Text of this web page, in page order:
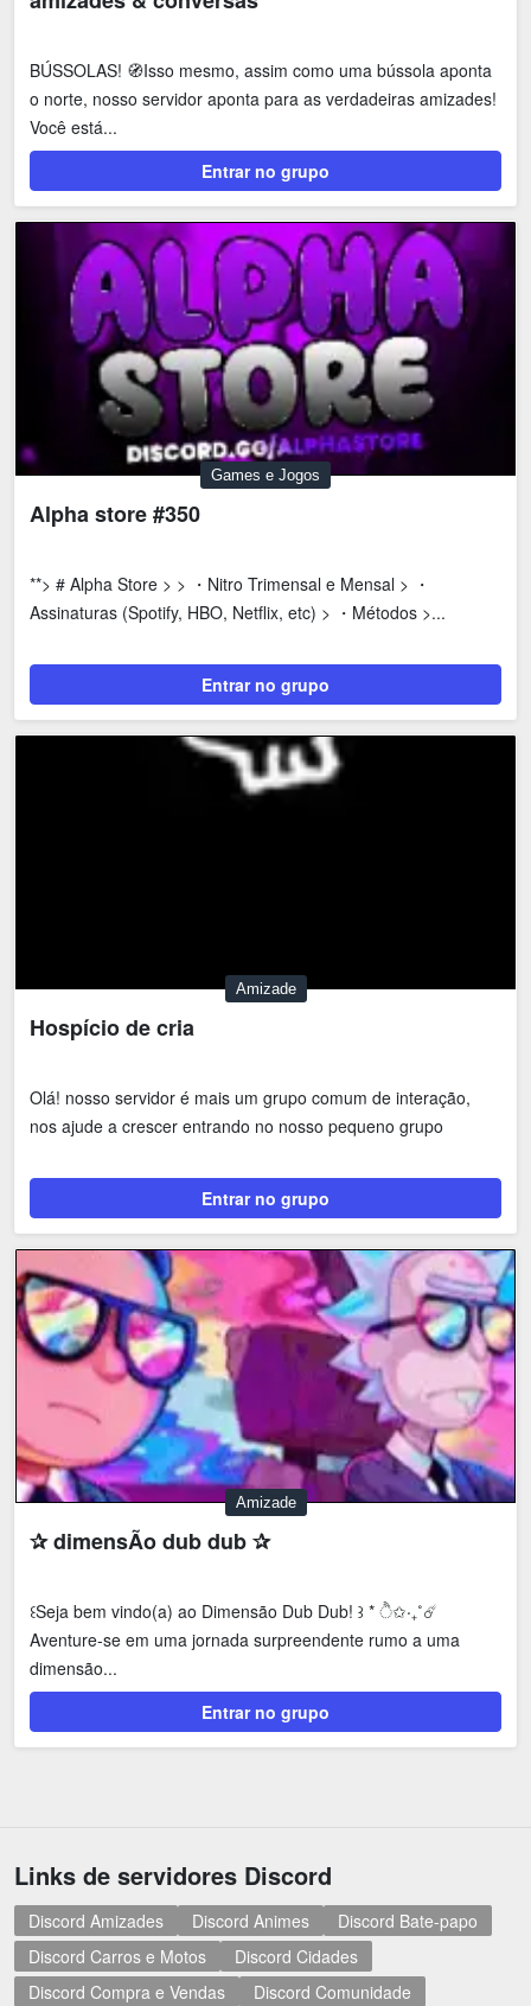
BÚSSOLAS! 🧭Isso mesmo, assim como uma bússola aponta
o norte, nosso servidor aponta para as verdadeiras amizades!
Você está...
Entrar no grupo
Games e Jogos
Alpha store #350
**> # Alpha Store > > ・Nitro Trimensal e Mensal > ・
Assinaturas (Spotify, HBO, Netflix, etc) > ・Métodos >...
Entrar no grupo
Amizade
Hospício de cria
Olá! nosso servidor é mais um grupo comum de interação,
nos ajude a crescer entrando no nosso pequeno grupo
Entrar no grupo
Amizade
✰ dimensÃo dub dub ✰
꒰Seja bem vindo(a) ao Dimensão Dub Dub! ꒱ * ੈ✩‧₊˚☄️
Aventure-se em uma jornada surpreendente rumo a uma
dimensão...
Entrar no grupo
Links de servidores Discord
Discord Amizades Discord Animes
Discord Bate-papo
Discord Carros e Motos
Discord Cidades
Discord Compra e Vendas
Discord Comunidade